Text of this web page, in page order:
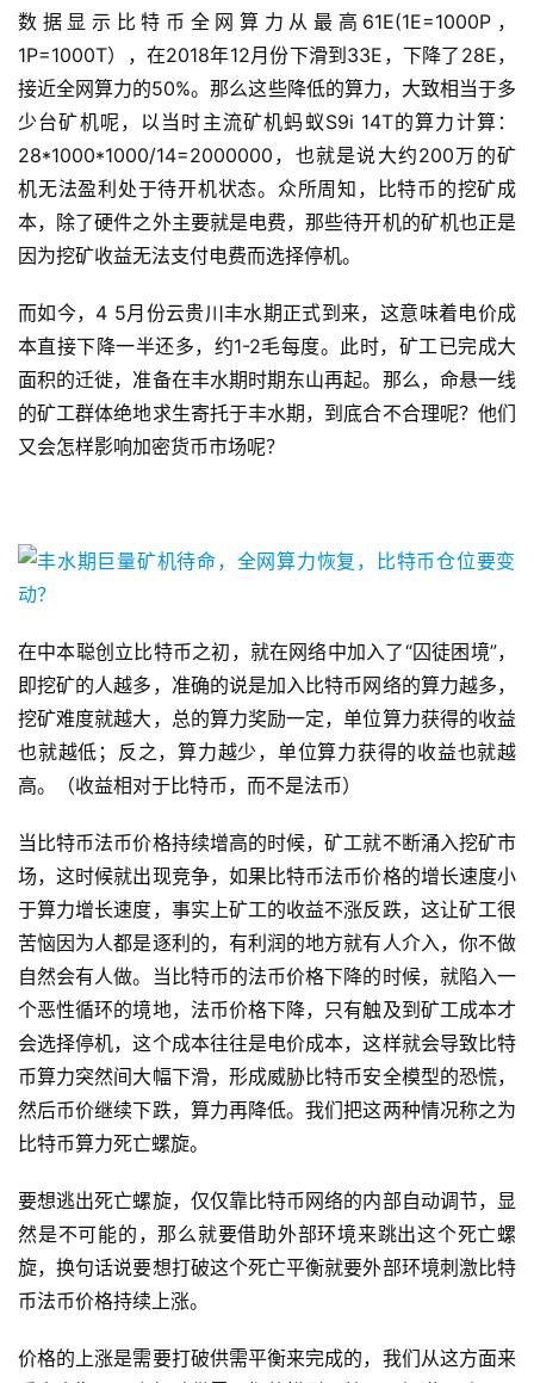
数据显示比特币全网算力从最高61E(1E=1000P，
1P=1000T），在2018年12月份下滑到33E，下降了28E，
接近全网算力的50%。那么这些降低的算力，大致相当于多
少台矿机呢，以当时主流矿机蚂蚁S9i 14T的算力计算：
28*1000*1000/14=2000000，也就是说大约200万的矿
机无法盈利处于待开机状态。众所周知，比特币的挖矿成
本，除了硬件之外主要就是电费，那些待开机的矿机也正是
因为挖矿收益无法支付电费而选择停机。
而如今，4 5月份云贵川丰水期正式到来，这意味着电价成
本直接下降一半还多，约1-2毛每度。此时，矿工已完成大
面积的迁徙，准备在丰水期时期东山再起。那么，命悬一线
的矿工群体绝地求生寄托于丰水期，到底合不合理呢？他们
又会怎样影响加密货币市场呢？
在中本聪创立比特币之初，就在网络中加入了“囚徒困境”，
即挖矿的人越多，准确的说是加入比特币网络的算力越多，
挖矿难度就越大，总的算力奖励一定，单位算力获得的收益
也就越低；反之，算力越少，单位算力获得的收益也就越
高。（收益相对于比特币，而不是法币）
当比特币法币价格持续增高的时候，矿工就不断涌入挖矿市
场，这时候就出现竞争，如果比特币法币价格的增长速度小
于算力增长速度，事实上矿工的收益不涨反跌，这让矿工很
苦恼因为人都是逐利的，有利润的地方就有人介入，你不做
自然会有人做。当比特币的法币价格下降的时候，就陷入一
个恶性循环的境地，法币价格下降，只有触及到矿工成本才
会选择停机，这个成本往往是电价成本，这样就会导致比特
币算力突然间大幅下滑，形成威胁比特币安全模型的恐慌，
然后币价继续下跌，算力再降低。我们把这两种情况称之为
比特币算力死亡螺旋。
要想逃出死亡螺旋，仅仅靠比特币网络的内部自动调节，显
然是不可能的，那么就要借助外部环境来跳出这个死亡螺
旋，换句话说要想打破这个死亡平衡就要外部环境刺激比特
币法币价格持续上涨。
价格的上涨是需要打破供需平衡来完成的，我们从这方面来